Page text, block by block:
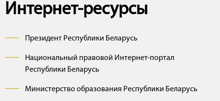
Интернет-ресурсы
Президент Республики Беларусь
Национальный правовой Интернет-портал
Республики Беларусь
Министерство образования Республики Беларусь